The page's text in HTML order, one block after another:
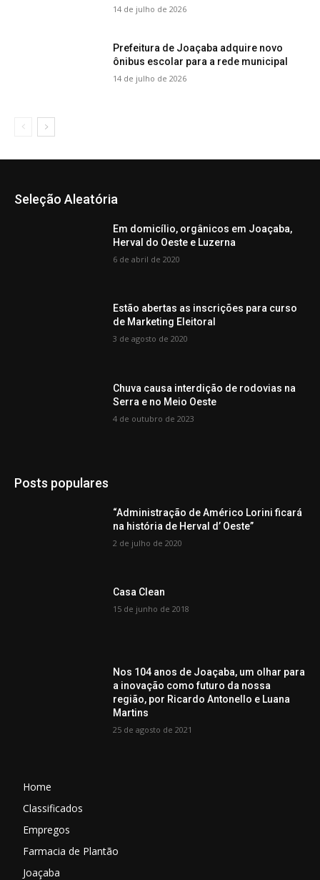
14 de julho de 2026
Prefeitura de Joaçaba adquire novo
ônibus escolar para a rede municipal
14 de julho de 2026
Seleção Aleatória
Em domicílio, orgânicos em Joaçaba,
Herval do Oeste e Luzerna
6 de abril de 2020
Estão abertas as inscrições para curso
de Marketing Eleitoral
3 de agosto de 2020
Chuva causa interdição de rodovias na
Serra e no Meio Oeste
4 de outubro de 2023
Posts populares
“Administração de Américo Lorini ficará
na história de Herval d’ Oeste”
2 de julho de 2020
Casa Clean
15 de junho de 2018
Nos 104 anos de Joaçaba, um olhar para
a inovação como futuro da nossa
região, por Ricardo Antonello e Luana
Martins
25 de agosto de 2021
Home
Classificados
Empregos
Farmacia de Plantão
Joaçaba